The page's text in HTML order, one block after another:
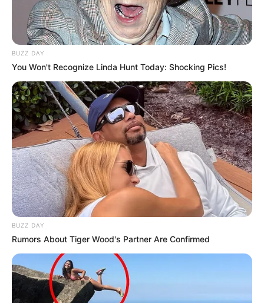
BUZZ DAY
You Won't Recognize Linda Hunt Today: Shocking Pics!
BUZZ DAY
Rumors About Tiger Wood's Partner Are Confirmed